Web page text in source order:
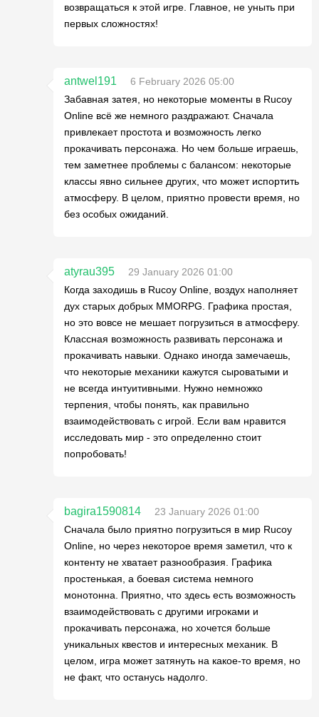
возвращаться к этой игре. Главное, не уныть при
первых сложностях!
antwel191
6 February 2026 05:00
Забавная затея, но некоторые моменты в Rucoy
Online всё же немного раздражают. Сначала
привлекает простота и возможность легко
прокачивать персонажа. Но чем больше играешь,
тем заметнее проблемы с балансом: некоторые
классы явно сильнее других, что может испортить
атмосферу. В целом, приятно провести время, но
без особых ожиданий.
atyrau395
29 January 2026 01:00
Когда заходишь в Rucoy Online, воздух наполняет
дух старых добрых MMORPG. Графика простая,
но это вовсе не мешает погрузиться в атмосферу.
Классная возможность развивать персонажа и
прокачивать навыки. Однако иногда замечаешь,
что некоторые механики кажутся сыроватыми и
не всегда интуитивными. Нужно немножко
терпения, чтобы понять, как правильно
взаимодействовать с игрой. Если вам нравится
исследовать мир - это определенно стоит
попробовать!
bagira1590814
23 January 2026 01:00
Сначала было приятно погрузиться в мир Rucoy
Online, но через некоторое время заметил, что к
контенту не хватает разнообразия. Графика
простенькая, а боевая система немного
монотонна. Приятно, что здесь есть возможность
взаимодействовать с другими игроками и
прокачивать персонажа, но хочется больше
уникальных квестов и интересных механик. В
целом, игра может затянуть на какое-то время, но
не факт, что останусь надолго.